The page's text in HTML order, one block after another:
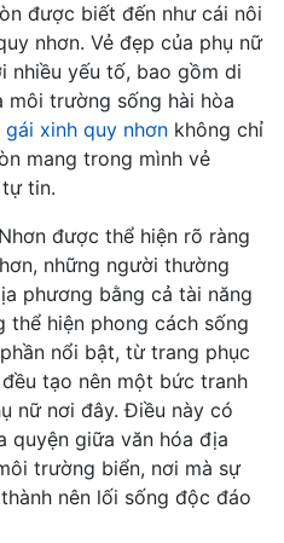
được biết đến như cái nôi
nhơn. Vẻ đẹp của phụ nữ
nhiều yếu tố, bao gồm di
môi trường sống hài hòa
gái xinh quy nhơn không chỉ
mang trong mình vẻ
tin.
được thể hiện rõ ràng
những người thường
phương bằng cả tài năng
thể hiện phong cách sống
nổi bật, từ trang phục
tạo nên một bức tranh
nữ nơi đây. Điều này có
quyện giữa văn hóa địa
trường biển, nơi mà sự
nên lối sống độc đáo